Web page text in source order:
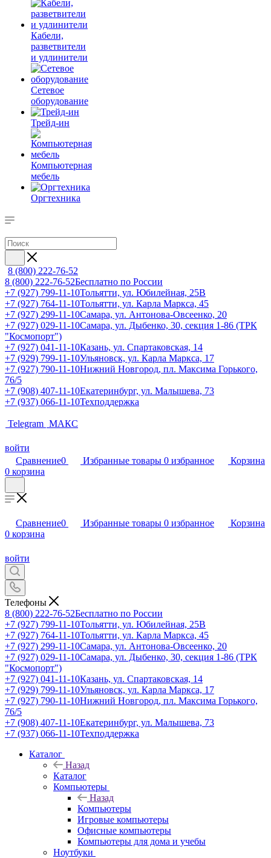
Кабели,
разветвители
и удлинители
Сетевое
оборудование
Трейд-ин
Компьютерная
мебель
Оргтехника
8 (800) 222-76-52
8 (800) 222-76-52Бесплатно по России
+7 (927) 799-11-10Тольятти, ул. Юбилейная, 25В
+7 (927) 764-11-10Тольятти, ул. Карла Маркса, 45
+7 (927) 299-11-10Самара, ул. Антонова-Овсеенко, 20
+7 (927) 029-11-10Самара, ул. Дыбенко, 30, секция 1-86 (ТРК
"Космопорт")
+7 (927) 041-11-10Казань, ул. Спартаковская, 14
+7 (929) 799-11-10Ульяновск, ул. Карла Маркса, 17
+7 (927) 790-11-10Нижний Новгород, пл. Максима Горького,
76/5
+7 (908) 407-11-10Екатеринбург, ул. Малышева, 73
+7 (937) 066-11-10Техподдержка
Telegram МАКС
войти
Сравнение0 Избранные товары 0 избранное
Корзина
0 корзина
Сравнение0 Избранные товары 0 избранное
Корзина
0 корзина
войти
Телефоны
8 (800) 222-76-52Бесплатно по России
+7 (927) 799-11-10Тольятти, ул. Юбилейная, 25В
+7 (927) 764-11-10Тольятти, ул. Карла Маркса, 45
+7 (927) 299-11-10Самара, ул. Антонова-Овсеенко, 20
+7 (927) 029-11-10Самара, ул. Дыбенко, 30, секция 1-86 (ТРК
"Космопорт")
+7 (927) 041-11-10Казань, ул. Спартаковская, 14
+7 (929) 799-11-10Ульяновск, ул. Карла Маркса, 17
+7 (927) 790-11-10Нижний Новгород, пл. Максима Горького,
76/5
+7 (908) 407-11-10Екатеринбург, ул. Малышева, 73
+7 (937) 066-11-10Техподдержка
Каталог
Назад
Каталог
Компьютеры
Назад
Компьютеры
Игровые компьютеры
Офисные компьютеры
Компьютеры для дома и учебы
Ноутбуки